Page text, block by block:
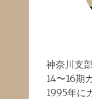
神奈川支
14〜16期
1995年に